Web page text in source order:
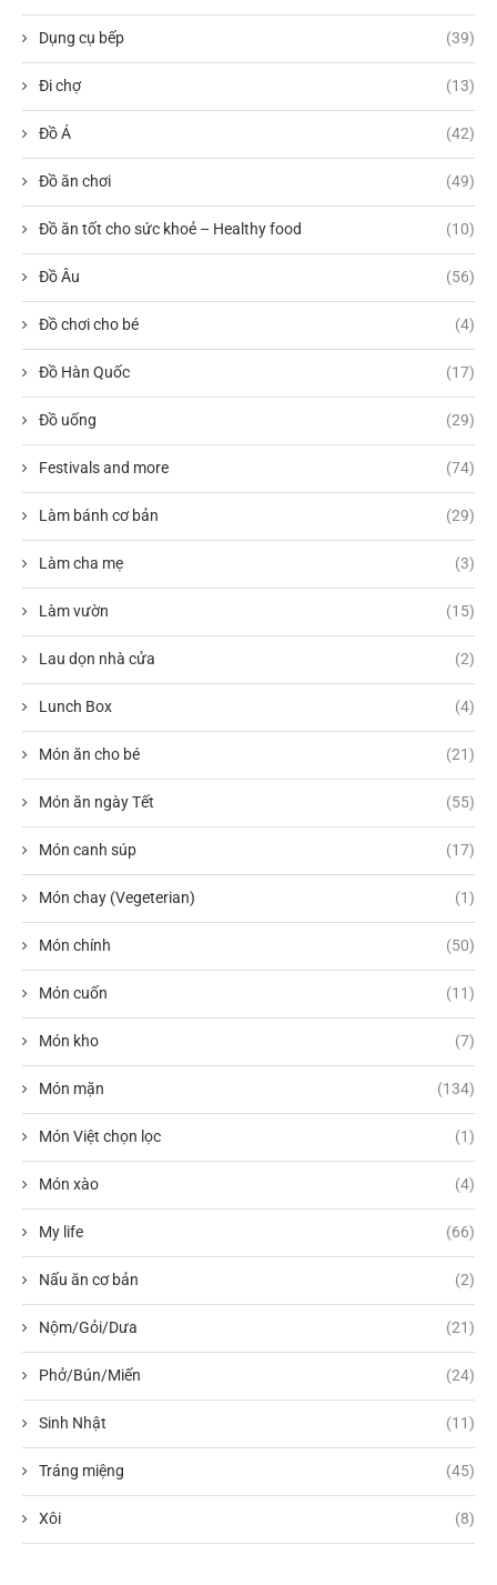
Dụng cụ bếp (39)
Đi chợ (13)
Đồ Á (42)
Đồ ăn chơi (49)
Đồ ăn tốt cho sức khoẻ – Healthy food (10)
Đồ Âu (56)
Đồ chơi cho bé (4)
Đồ Hàn Quốc (17)
Đồ uống (29)
Festivals and more (74)
Làm bánh cơ bản (29)
Làm cha mẹ (3)
Làm vườn (15)
Lau dọn nhà cửa (2)
Lunch Box (4)
Món ăn cho bé (21)
Món ăn ngày Tết (55)
Món canh súp (17)
Món chay (Vegeterian) (1)
Món chính (50)
Món cuốn (11)
Món kho (7)
Món mặn (134)
Món Việt chọn lọc (1)
Món xào (4)
My life (66)
Nấu ăn cơ bản (2)
Nộm/Gỏi/Dưa (21)
Phở/Bún/Miến (24)
Sinh Nhật (11)
Tráng miệng (45)
Xôi (8)